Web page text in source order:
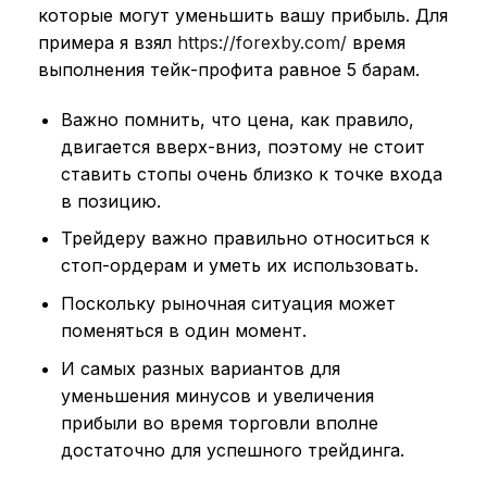
которые могут уменьшить вашу прибыль. Для
примера я взял https://forexby.com/ время
выполнения тейк-профита равное 5 барам.
Важно помнить, что цена, как правило,
двигается вверх-вниз, поэтому не стоит
ставить стопы очень близко к точке входа
в позицию.
Трейдеру важно правильно относиться к
стоп-ордерам и уметь их использовать.
Поскольку рыночная ситуация может
поменяться в один момент.
И самых разных вариантов для
уменьшения минусов и увеличения
прибыли во время торговли вполне
достаточно для успешного трейдинга.